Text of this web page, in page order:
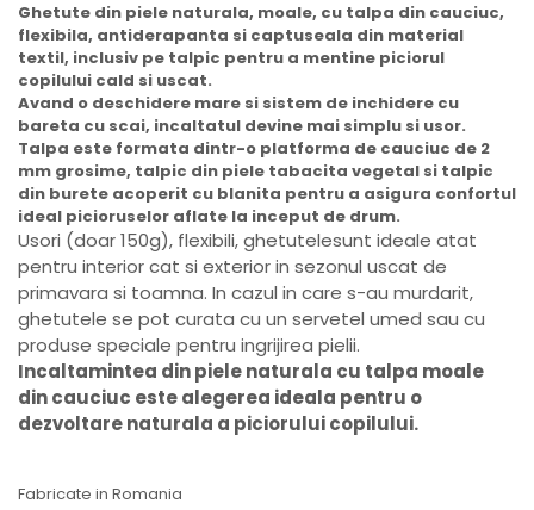
Ghetute din piele naturala, moale, cu talpa din cauciuc,
flexibila, antiderapanta si captuseala din material
textil, inclusiv pe talpic pentru a mentine piciorul
copilului cald si uscat.
Avand o deschidere mare si sistem de inchidere cu
bareta cu scai, incaltatul devine mai simplu si usor.
Talpa este formata dintr-o platforma de cauciuc de 2
mm grosime, talpic din piele tabacita vegetal si talpic
din burete acoperit cu blanita pentru a asigura confortul
ideal picioruselor aflate la inceput de drum.
Usori (doar 150g), flexibili, ghetutelesunt ideale atat
pentru interior cat si exterior in sezonul uscat de
primavara si toamna. In cazul in care s-au murdarit,
ghetutele se pot curata cu un servetel umed sau cu
produse speciale pentru ingrijirea pielii.
Incaltamintea din piele naturala cu talpa moale
din cauciuc este alegerea ideala pentru o
dezvoltare naturala a piciorului copilului.
Fabricate in Romania